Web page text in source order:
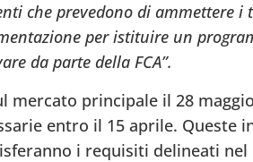
che prevedono di ammettere
per istituire un
da parte della FCA”.
principale il 28
entro il 15 aprile. Queste
i requisiti delineati nel